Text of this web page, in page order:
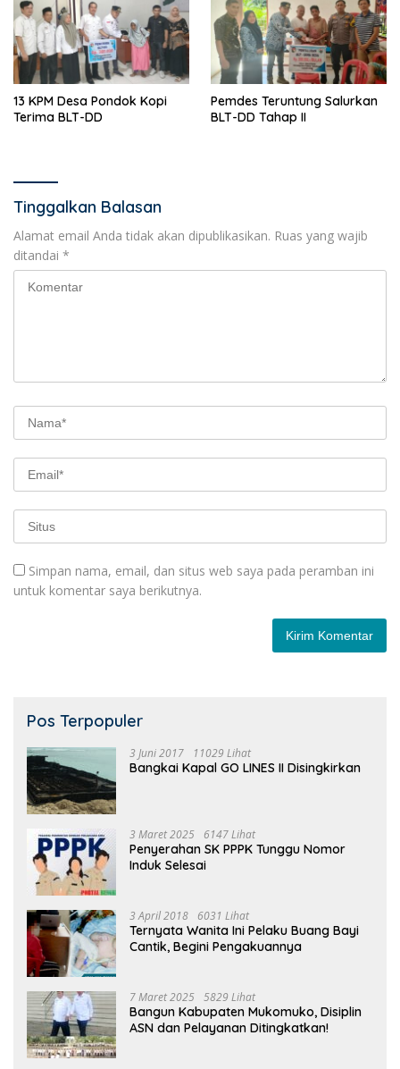
13 KPM Desa Pondok Kopi
Terima BLT-DD
Pemdes Teruntung Salurkan
BLT-DD Tahap II
Tinggalkan Balasan
Alamat email Anda tidak akan dipublikasikan. Ruas yang wajib
ditandai *
Simpan nama, email, dan situs web saya pada peramban ini
untuk komentar saya berikutnya.
Pos Terpopuler
3 Juni 2017 11029 Lihat
Bangkai Kapal GO LINES II Disingkirkan
3 Maret 2025 6147 Lihat
Penyerahan SK PPPK Tunggu Nomor
Induk Selesai
3 April 2018 6031 Lihat
Ternyata Wanita Ini Pelaku Buang Bayi
Cantik, Begini Pengakuannya
7 Maret 2025 5829 Lihat
Bangun Kabupaten Mukomuko, Disiplin
ASN dan Pelayanan Ditingkatkan!